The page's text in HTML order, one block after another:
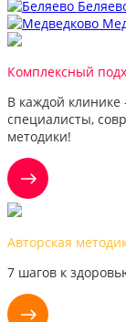
Комплексный
В каждой
специалисты,
методики!
Авторская
7 шагов к